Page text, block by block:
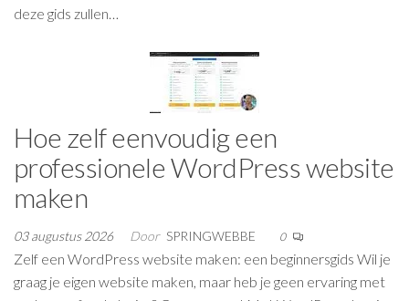
deze gids zullen…
Hoe zelf eenvoudig een
professionele WordPress website
maken
03 augustus 2026 Door SPRINGWEBBE 0
Zelf een WordPress website maken: een beginnersgids Wil je
graag je eigen website maken, maar heb je geen ervaring met